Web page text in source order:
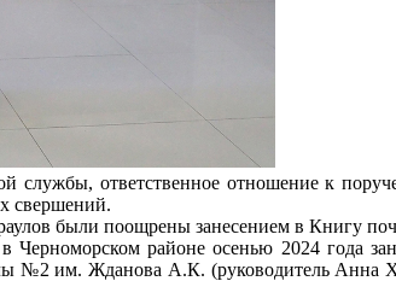
службы, ответственное отношение к
свершений.
были поощрены занесением в Книгу
районе осенью 2024 года
№2 им. Жданова А.К. (руководитель